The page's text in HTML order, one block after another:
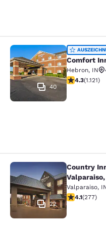
Comfort Inn
40
Comfort
Hebron, IN
4.3-Sterne-
4.3(1.121)
Country Inn &
22
Country
Valparaiso,
Valparaiso,
4.14-Sterne-
4.1(277)